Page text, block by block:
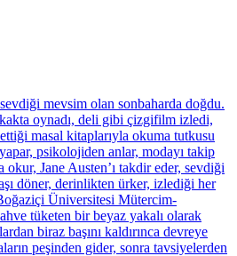
mevsim olan sonbaharda doğdu.
oynadı, deli gibi çizgifilm izledi,
masal kitaplarıyla okuma tutkusu
psikolojiden anlar, modayı takip
okur, Jane Austen’ı takdir eder, sevdiği
döner, derinlikten ürker, izlediği her
Üniversitesi Mütercim-
tüketen bir beyaz yakalı olarak
biraz başını kaldırınca devreye
peşinden gider, sonra tavsiyelerden